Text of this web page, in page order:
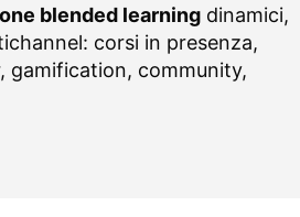
blended learning dinamici,
corsi in presenza,
gamification, community,